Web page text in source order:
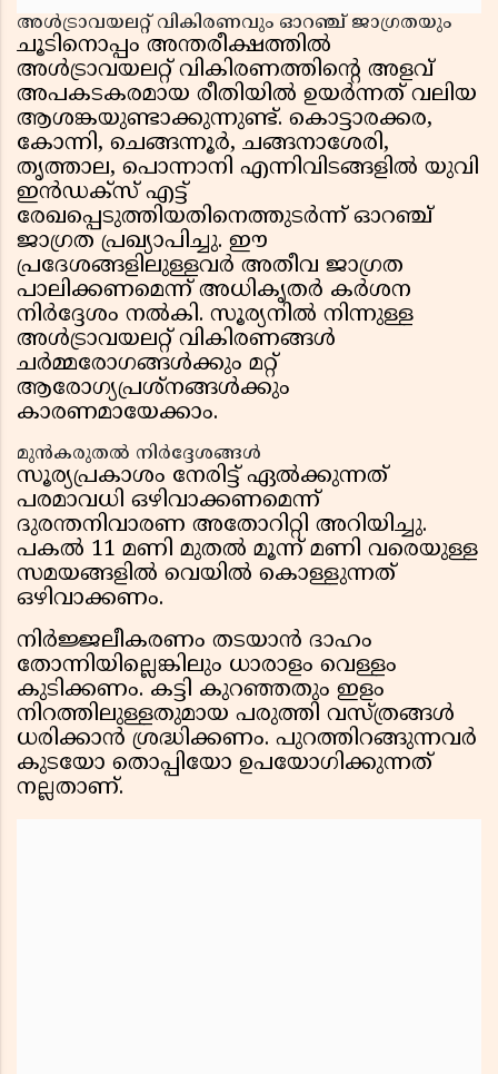
അൾട്രാവയലറ്റ് വികിരണവും ഓറഞ്ച് ജാഗ്രതയും
ചൂടിനൊപ്പം അന്തരീക്ഷത്തിൽ
അൾട്രാവയലറ്റ് വികിരണത്തിന്റെ അളവ്
അപകടകരമായ രീതിയിൽ ഉയർന്നത് വലിയ
ആശങ്കയുണ്ടാക്കുന്നുണ്ട്. കൊട്ടാരക്കര,
കോന്നി, ചെങ്ങന്നൂർ, ചങ്ങനാശേരി,
തൃത്താല, പൊന്നാനി എന്നിവിടങ്ങളിൽ യുവി
ഇൻഡക്സ് എട്ട്
രേഖപ്പെടുത്തിയതിനെത്തുടർന്ന് ഓറഞ്ച്
ജാഗ്രത പ്രഖ്യാപിച്ചു. ഈ
പ്രദേശങ്ങളിലുള്ളവർ അതീവ ജാഗ്രത
പാലിക്കണമെന്ന് അധികൃതർ കർശന
നിർദ്ദേശം നൽകി. സൂര്യനിൽ നിന്നുള്ള
അൾട്രാവയലറ്റ് വികിരണങ്ങൾ
ചർമ്മരോഗങ്ങൾക്കും മറ്റ്
ആരോഗ്യപ്രശ്നങ്ങൾക്കും
കാരണമായേക്കാം.
മുൻകരുതൽ നിർദ്ദേശങ്ങൾ
സൂര്യപ്രകാശം നേരിട്ട് ഏൽക്കുന്നത്
പരമാവധി ഒഴിവാക്കണമെന്ന്
ദുരന്തനിവാരണ അതോറിറ്റി അറിയിച്ചു.
പകൽ 11 മണി മുതൽ മൂന്ന് മണി വരെയുള്ള
സമയങ്ങളിൽ വെയിൽ കൊള്ളുന്നത്
ഒഴിവാക്കണം.
നിർജ്ജലീകരണം തടയാൻ ദാഹം
തോന്നിയില്ലെങ്കിലും ധാരാളം വെള്ളം
കുടിക്കണം. കട്ടി കുറഞ്ഞതും ഇളം
നിറത്തിലുള്ളതുമായ പരുത്തി വസ്ത്രങ്ങൾ
ധരിക്കാൻ ശ്രദ്ധിക്കണം. പുറത്തിറങ്ങുന്നവർ
കുടയോ തൊപ്പിയോ ഉപയോഗിക്കുന്നത്
നല്ലതാണ്.